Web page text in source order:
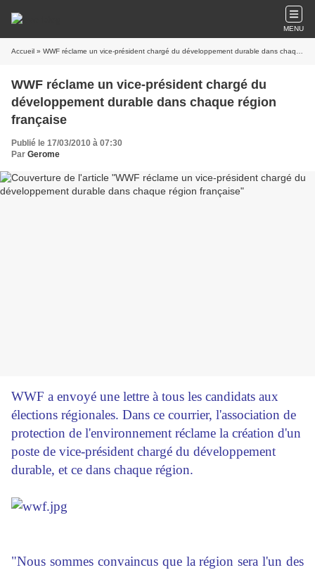
MENU
Accueil » WWF réclame un vice-président chargé du développement durable dans chaque région française
WWF réclame un vice-président chargé du
développement durable dans chaque région
française
Publié le 17/03/2010 à 07:30
Par Gerome
WWF a envoyé une lettre à tous les candidats aux
élections régionales. Dans ce courrier, l'association de
protection de l'environnement réclame la création d'un
poste de vice-président chargé du développement
durable, et ce dans chaque région.
"Nous sommes convaincus que la région sera l'un des